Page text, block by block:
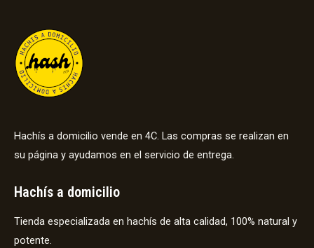
Hachís a domicilio vende en 4C. Las compras se realizan en
su página y ayudamos en el servicio de entrega.
Hachís a domicilio
Tienda especializada en hachís de alta calidad, 100% natural y
potente.